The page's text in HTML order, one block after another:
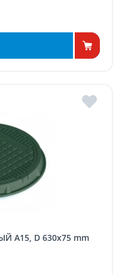
A15, D 630x75 mm